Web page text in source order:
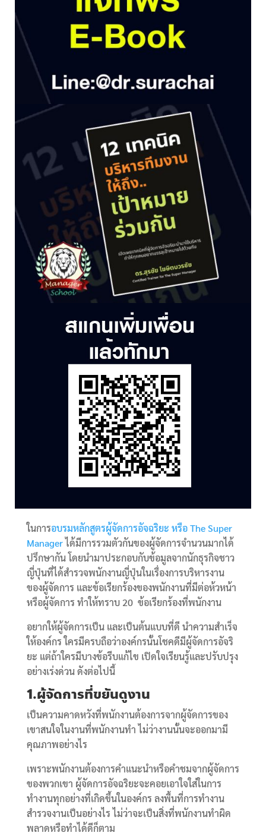
ในการอบรมหลักสูตรผู้จัดการอัจฉริยะ หรือ The Super
Managerได้มีการรวมตัวกันของผู้จัดการจำนวนมากได้
ปรึกษากัน โดยนำมาประกอบกับข้อมูลจากนักธุรกิจชาว
ญี่ปุ่นที่ได้สำรวจพนักงานญี่ปุ่นในเรื่องการบริหารงาน
ของผู้จัดการ และข้อเรียกร้องของพนักงานที่มีต่อห้วหน้า
หรือผู้จัดการ ทำให้ทราบ 20 ข้อเรียกร้องที่พนักงาน
อยากให้ผู้จัดการเป็น และเป็นต้นแบบที่ดี นำความสำเร็จ
ให้องค์กร ใครมีครบถือว่าองค์กรนั้นโชคดีมีผู้จัดการอัจริ
ยะ แต่ถ้าใครมีบางข้อรีบแก้ไข เปิดใจเรียนรู้และปรับปรุง
อย่างเร่งด่วน ดังต่อไปนี้
1.ผู้จัดการที่ขยันดูงาน
เป็นความคาดหวังที่พนักงานต้องการจากผู้จัดการของ
เขาสนใจในงานที่พนักงานทำ ไม่ว่างานนั้นจะออกมามี
คุณภาพอย่างไร
เพราะพนักงานต้องการคำแนะนำหรือคำชมจากผู้จัดการ
ของพวกเขา ผู้จัดการอัจฉริยะจะคอยเอาใจใส่ในการ
ทำงานทุกอย่างที่เกิดขึ้นในองค์กร ลงพื้นที่การทำงาน
สำรวจงานเป็นอย่างไร ไม่ว่าจะเป็นสิ่งที่พนักงานทำผิด
พลาดหรือทำได้ดีก็ตาม